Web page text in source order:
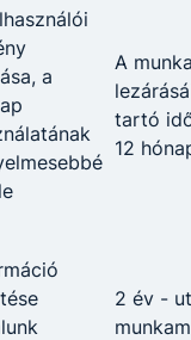
készít
gépeken;
élez;
és
a
A
tartó
12
2 év -